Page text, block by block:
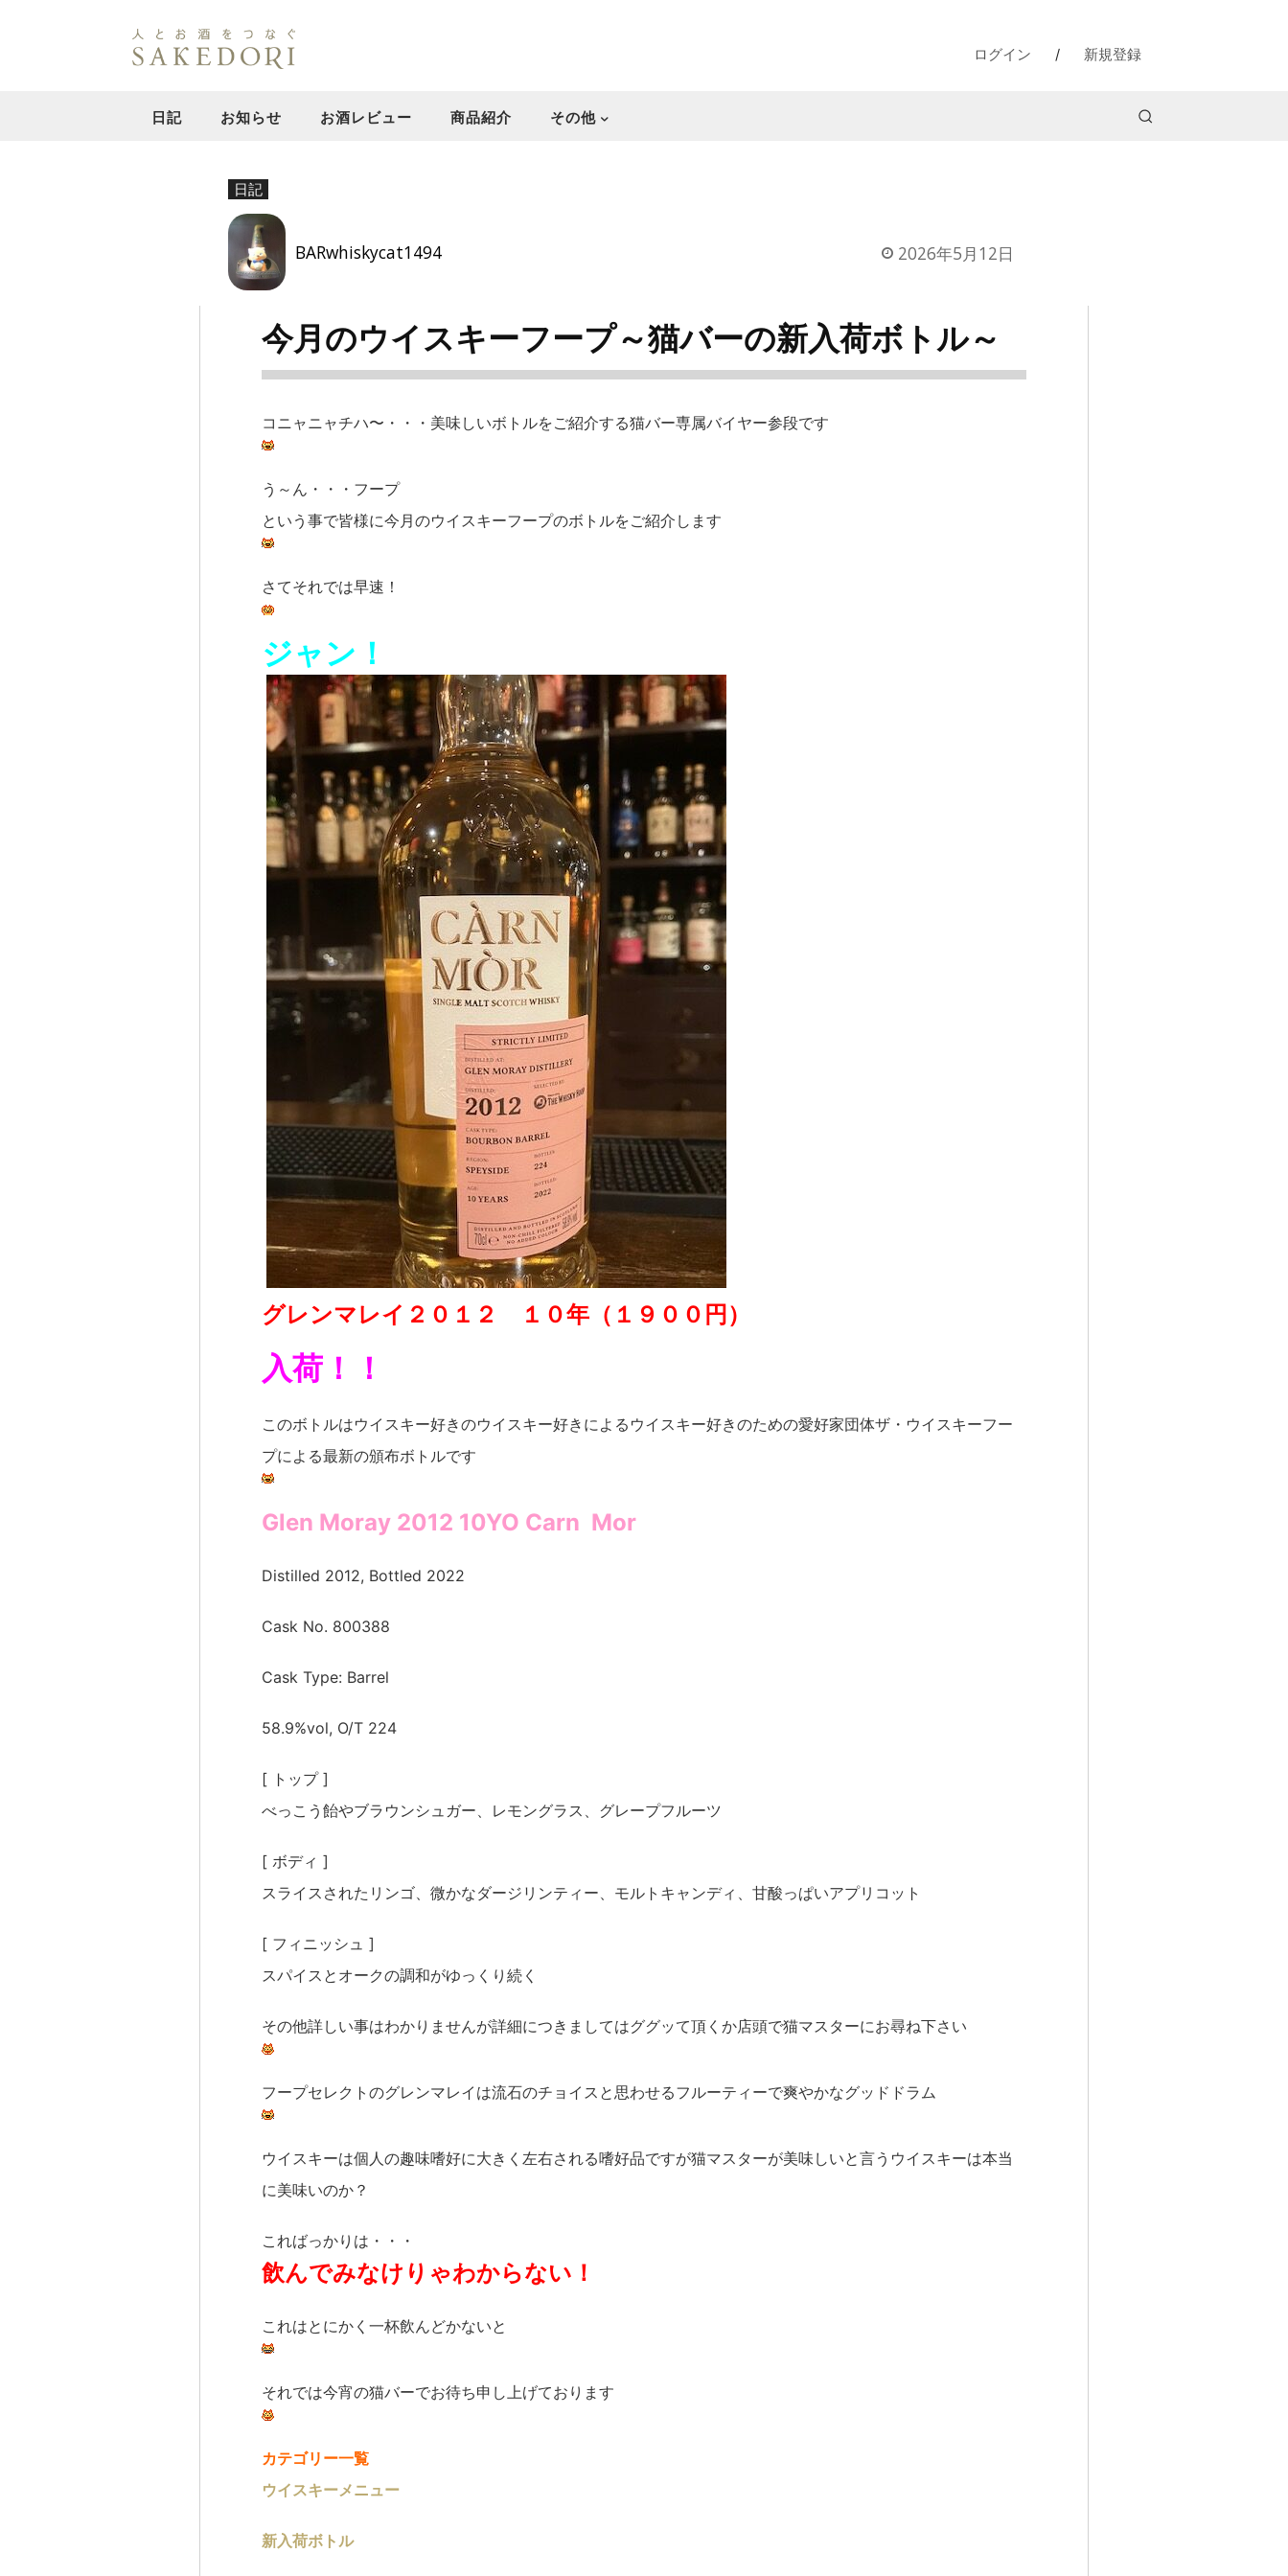
ログイン / 新規登録
日記 お知らせ お酒レビュー 商品紹介 その他
日記
BARwhiskycat1494 2026年5月12日
今月のウイスキーフープ～猫バーの新入荷ボトル～
コニャニャチハ〜・・・美味しいボトルをご紹介する猫バー専属バイヤー参段です
う～ん・・・フープ
という事で皆様に今月のウイスキーフープのボトルをご紹介します
さてそれでは早速！
ジャン！
グレンマレイ２０１２ １０年（１９００円）
入荷！！
このボトルはウイスキー好きのウイスキー好きによるウイスキー好きのための愛好家団体ザ・ウイスキーフー
プによる最新の頒布ボトルです
Glen Moray 2012 10YO Carn Mor
Distilled 2012, Bottled 2022
Cask No. 800388
Cask Type: Barrel
58.9%vol, O/T 224
[ トップ]
べっこう飴やブラウンシュガー、レモングラス、グレープフルーツ
[ ボディ ]
スライスされたリンゴ、微かなダージリンティー、モルトキャンディ、甘酸っぱいアプリコット
[ フィニッシュ ]
スパイスとオークの調和がゆっくり続く
その他詳しい事はわかりませんが詳細につきましてはググッて頂くか店頭で猫マスターにお尋ね下さい
フープセレクトのグレンマレイは流石のチョイスと思わせるフルーティーで爽やかなグッドドラム
ウイスキーは個人の趣味嗜好に大きく左右される嗜好品ですが猫マスターが美味しいと言うウイスキーは本当
に美味いのか？
こればっかりは・・・
飲んでみなけりゃわからない！
これはとにかく一杯飲んどかないと
それでは今宵の猫バーでお待ち申し上げております
カテゴリー一覧
ウイスキーメニュー
新入荷ボトル